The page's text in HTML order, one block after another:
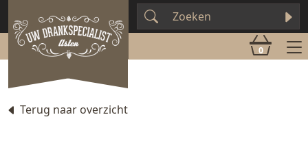
0
Terug naar overzicht